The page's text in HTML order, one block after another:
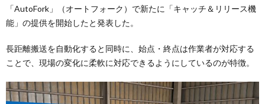
「AutoFork」（オートフォーク）で新たに「キャッチ＆リリース機
能」の提供を開始したと発表した。
長距離搬送を自動化すると同時に、始点・終点は作業者が対応する
ことで、現場の変化に柔軟に対応できるようにしているのが特徴。